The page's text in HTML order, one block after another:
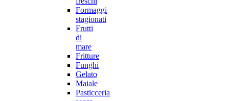
Formaggi
stagionati
Frutti
di
mare
Fritture
Funghi
Gelato
Maiale
Pasticceria